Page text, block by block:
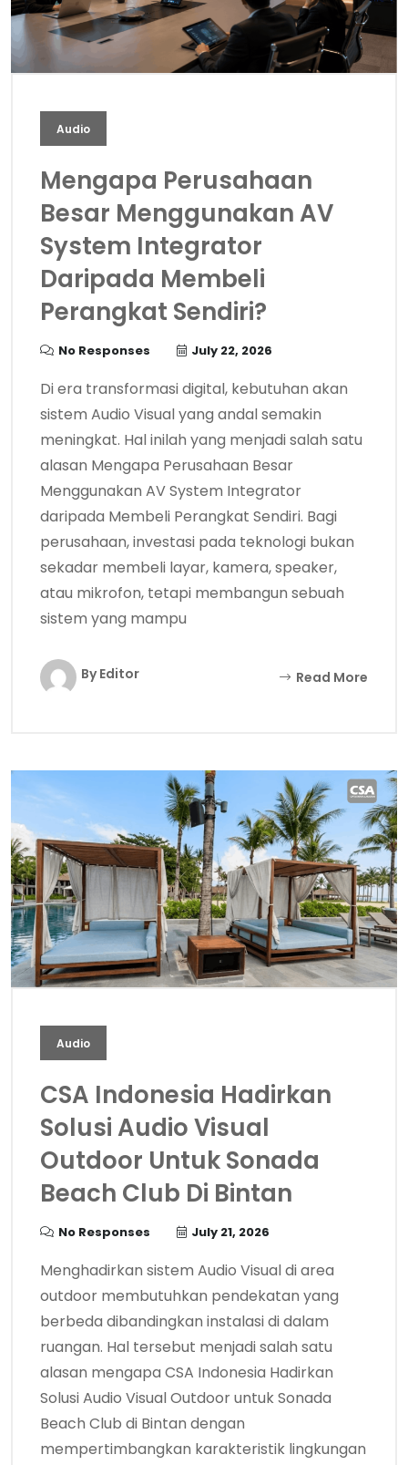
Audio
Mengapa Perusahaan
Besar Menggunakan AV
System Integrator
Daripada Membeli
Perangkat Sendiri?
No Responses July 22, 2026
Di era transformasi digital, kebutuhan akan
sistem Audio Visual yang andal semakin
meningkat. Hal inilah yang menjadi salah satu
alasan Mengapa Perusahaan Besar
Menggunakan AV System Integrator
daripada Membeli Perangkat Sendiri. Bagi
perusahaan, investasi pada teknologi bukan
sekadar membeli layar, kamera, speaker,
atau mikrofon, tetapi membangun sebuah
sistem yang mampu
By Editor Read More
Audio
CSA Indonesia Hadirkan
Solusi Audio Visual
Outdoor Untuk Sonada
Beach Club Di Bintan
No Responses July 21, 2026
Menghadirkan sistem Audio Visual di area
outdoor membutuhkan pendekatan yang
berbeda dibandingkan instalasi di dalam
ruangan. Hal tersebut menjadi salah satu
alasan mengapa CSA Indonesia Hadirkan
Solusi Audio Visual Outdoor untuk Sonada
Beach Club di Bintan dengan
mempertimbangkan karakteristik lingkungan